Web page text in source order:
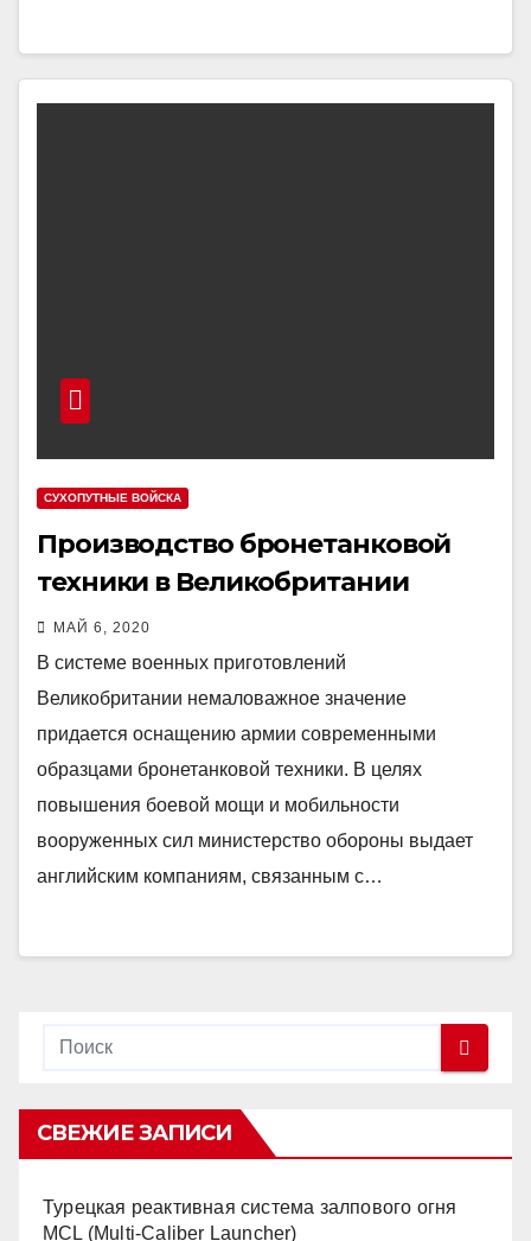
СУХОПУТНЫЕ ВОЙСКА
Производство бронетанковой
техники в Великобритании
МАЙ 6, 2020
В системе военных приготовлений
Великобритании немаловажное значение
придается оснащению армии современными
образцами бронетанковой техники. В целях
повышения боевой мощи и мобильности
вооруженных сил министерство обороны выдает
английским компаниям, связанным с…
СВЕЖИЕ ЗАПИСИ
Турецкая реактивная система залпового огня
MCL (Multi-Caliber Launcher)